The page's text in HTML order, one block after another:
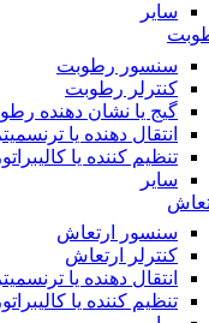
سایر
سنسور رطوبت
کنترلر رطوبت
گیج یا نشان دهنده
انتقال دهنده یا
تنظیم کننده یا
سایر
سنسور ارتعاش
کنترلر ارتعاش
انتقال دهنده یا
تنظیم کننده یا